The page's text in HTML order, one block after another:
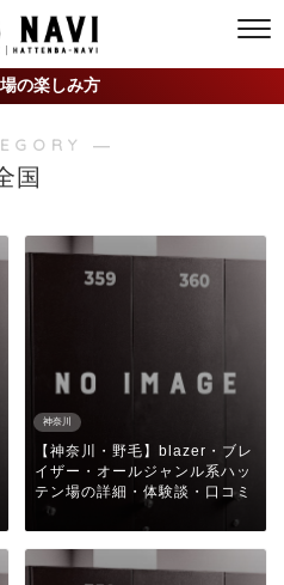
の楽しみ方
―
国
神奈川
【神奈川・野毛】blazer・ブレ
イザー・オールジャンル系ハッ
テン場の詳細・体験談・口コミ